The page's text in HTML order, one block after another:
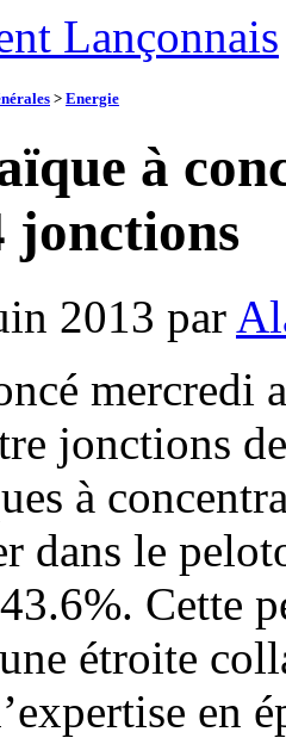
Lançonnais
> Energie
à
jonctions
2013 par
jonctions
à
dans le
Cette
étroite
en